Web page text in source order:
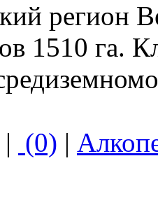
регион
1510 га.
(0) |